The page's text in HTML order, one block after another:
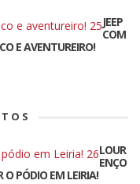
JEEP
COM
E AVENTUREIRO!
LOUR
ENÇO
PÓDIO EM LEIRIA!